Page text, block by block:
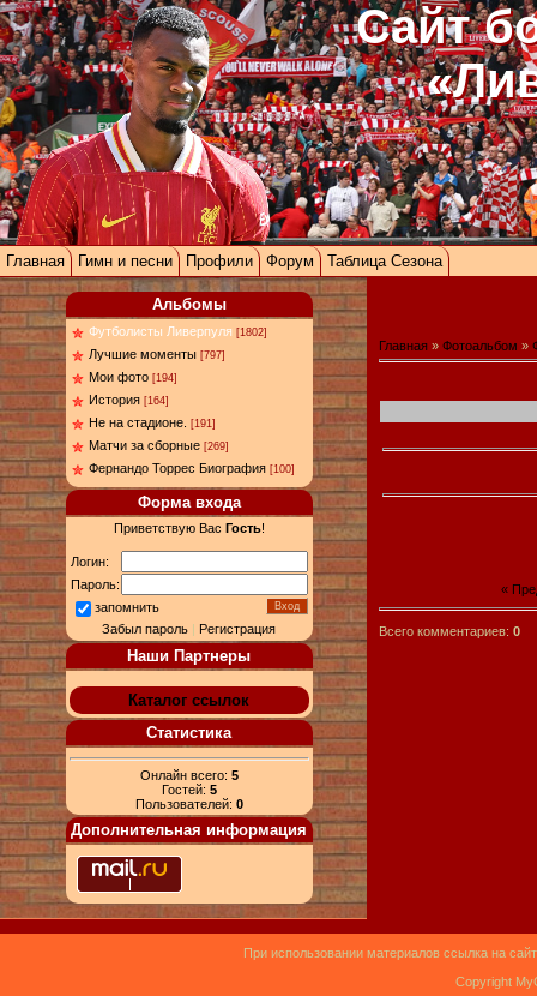
Сайт
Главная Гимн и песни Профили Форум Таблица Сезона
Альбомы
Футболисты Ливерпуля [1802]
Лучшие моменты [797]
Мои фото [194]
История [164]
Не на стадионе. [191]
Матчи за сборные [269]
Фернандо Торрес Биография [100]
Форма входа
Приветствую Вас Гость!
Логин:
Пароль:
запомнить
Забыл пароль |Регистрация
Наши Партнеры
Каталог ссылок
Статистика
Онлайн всего: 5
Гостей: 5
Пользователей: 0
Дополнительная информация
Главная » Фотоальбом »
«
Всего комментариев: 0
При использовании материалов ссылка на
Copyright